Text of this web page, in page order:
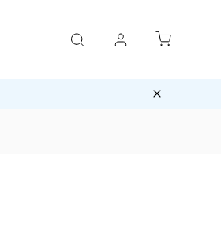
Klimatizácie